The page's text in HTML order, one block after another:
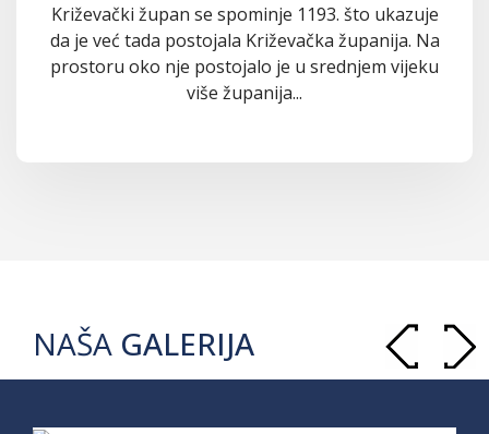
Križevački župan se spominje 1193. što ukazuje
da je već tada postojala Križevačka županija. Na
prostoru oko nje postojalo je u srednjem vijeku
više županija...
NAŠA GALERIJA